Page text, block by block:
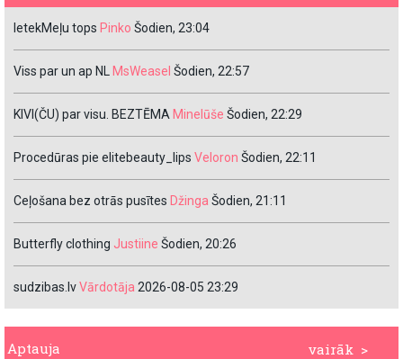
IetekMeļu tops Pinko Šodien, 23:04
Viss par un ap NL MsWeasel Šodien, 22:57
KIVI(ČU) par visu. BEZTĒMA Minelūše Šodien, 22:29
Procedūras pie elitebeauty_lips Veloron Šodien, 22:11
Ceļošana bez otrās pusītes Džinga Šodien, 21:11
Butterfly clothing Justiine Šodien, 20:26
sudzibas.lvVārdotāja 2026-08-05 23:29
vairāk >
Aptauja